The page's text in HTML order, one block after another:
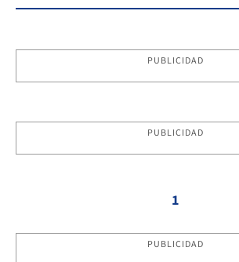
PUBLICIDAD
PUBLICIDAD
1
PUBLICIDAD